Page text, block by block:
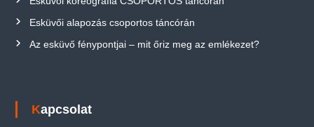
Esküvői alapozás csoportos táncórán
Az esküvő fénypontjai – mit őriz meg az emlékezet?
Kapcsolat